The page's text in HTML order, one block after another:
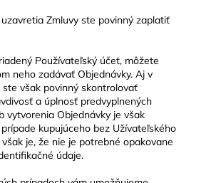
Zmluvy ste povinný zaplatiť
Používateľský účet, môžete
neho zadávať Objednávky. Aj v
však povinný skontrolovať
a úplnosť predvyplnených
vytvorenia Objednávky je však
kupujúceho bez Užívateľského
je, že nie je potrebné opakovane
údaje.